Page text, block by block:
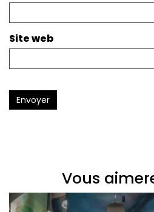
Site web
Envoyer
Vous